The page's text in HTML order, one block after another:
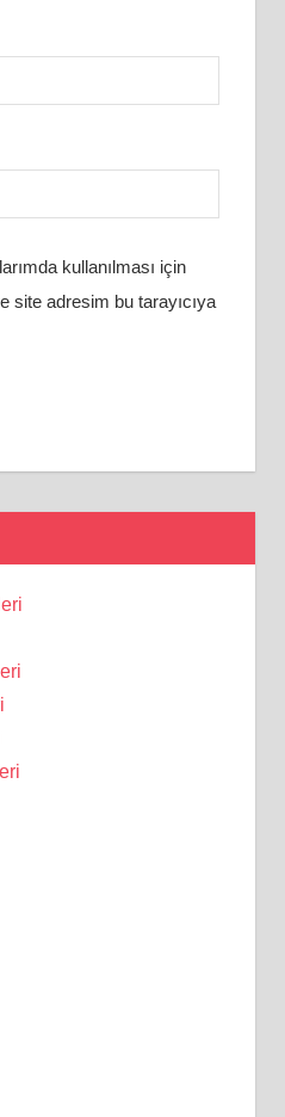
kullanılması için
site adresim bu tarayıcıya